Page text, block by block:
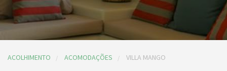
ACOLHIMENTO ACOMODAÇÕES VILLA MANGO